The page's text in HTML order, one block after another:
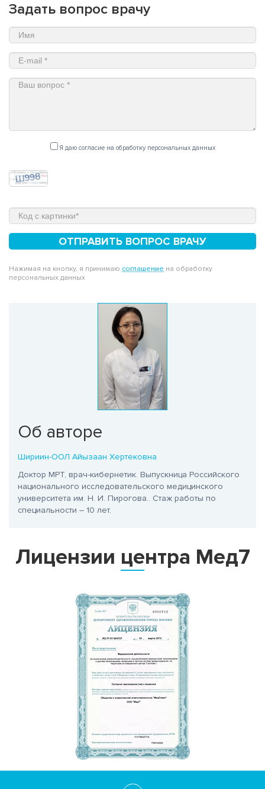
Задать вопрос врачу
Я даю согласие на обработку персональных данных
ОТПРАВИТЬ ВОПРОС ВРАЧУ
Нажимая на кнопку, я принимаю соглашение на обработку
персональных данных
Об авторе
Шириин-ООЛ Айызаан Хертековна
Доктор МРТ, врач-кибернетик. Выпускница Российского
национального исследовательского медицинского
университета им. Н. И. Пирогова.. Стаж работы по
специальности – 10 лет.
Лицензии центра Мед7